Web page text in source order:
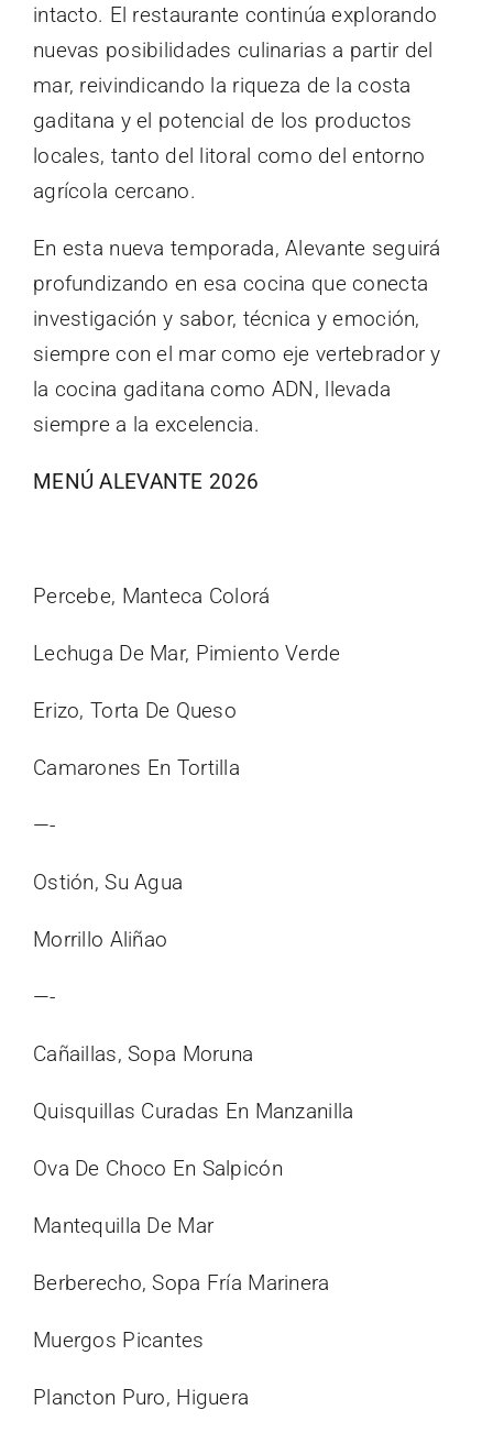
intacto. El restaurante continúa explorando
nuevas posibilidades culinarias a partir del
mar, reivindicando la riqueza de la costa
gaditana y el potencial de los productos
locales, tanto del litoral como del entorno
agrícola cercano.
En esta nueva temporada, Alevante seguirá
profundizando en esa cocina que conecta
investigación y sabor, técnica y emoción,
siempre con el mar como eje vertebrador y
la cocina gaditana como ADN, llevada
siempre a la excelencia.
MENÚ ALEVANTE 2026
Percebe, Manteca Colorá
Lechuga De Mar, Pimiento Verde
Erizo, Torta De Queso
Camarones En Tortilla
—-
Ostión, Su Agua
Morrillo Aliñao
—-
Cañaillas, Sopa Moruna
Quisquillas Curadas En Manzanilla
Ova De Choco En Salpicón
Mantequilla De Mar
Berberecho, Sopa Fría Marinera
Muergos Picantes
Plancton Puro, Higuera